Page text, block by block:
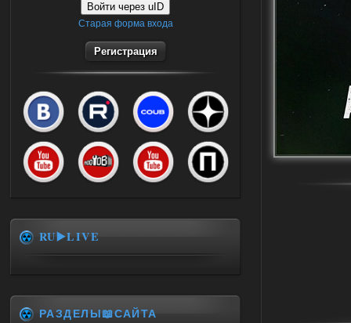
Войти через uID
Старая форма входа
Регистрация
RU▶️LIVE
РАЗДЕЛЫ📖САЙТА